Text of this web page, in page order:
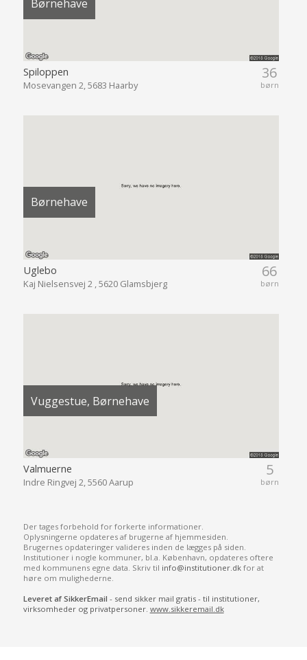
Børnehave
36
børn
Spiloppen
Mosevangen 2, 5683 Haarby
Børnehave
66
børn
Uglebo
Kaj Nielsensvej 2 , 5620 Glamsbjerg
Vuggestue, Børnehave
5
børn
Valmuerne
Indre Ringvej 2, 5560 Aarup
Der tages forbehold for forkerte informationer.
Oplysningerne opdateres af brugerne af hjemmesiden.
Brugernes opdateringer valideres inden de lægges på siden.
Institutioner i nogle kommuner, bl.a. København, opdateres oftere
med kommunens egne data. Skriv til info@institutioner.dkfor at
høre om mulighederne.
Leveret af SikkerEmail - send sikker mail gratis - til institutioner,
virksomheder og privatpersoner. www.sikkeremail.dk